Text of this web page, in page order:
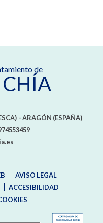
de
CHÍA
- ARAGÓN (ESPAÑA)
AVISO LEGAL
ACCESIBILIDAD